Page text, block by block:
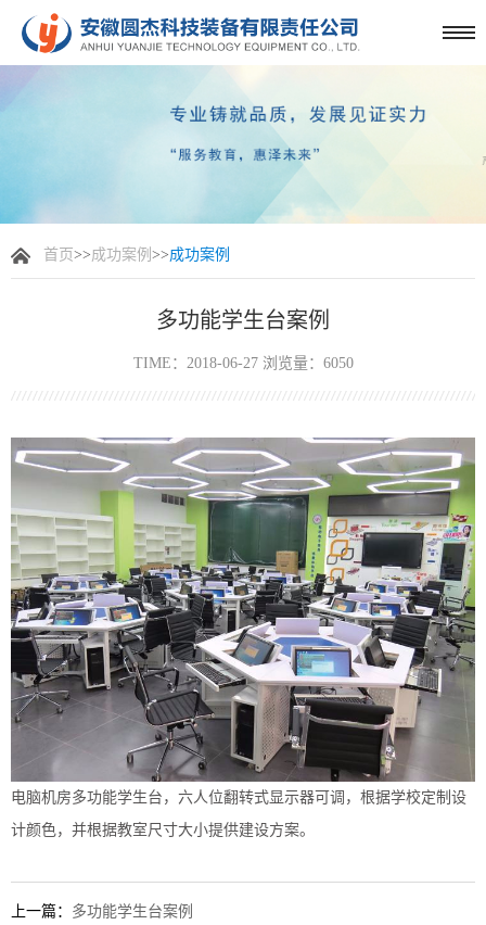
首页>>成功案例 >>成功案例
多功能学生台案例
TIME：2018-06-27 浏览量：6050
电脑机房多功能学生台，六人位翻转式显示器可调，根据学校定制设
计颜色，并根据教室尺寸大小提供建设方案。
上一篇： 多功能学生台案例